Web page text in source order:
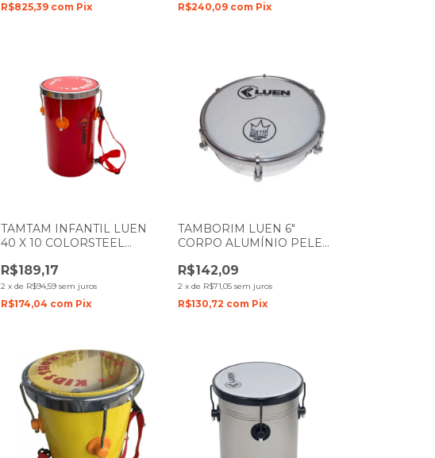
R$825,39 com Pix R$240,09 com Pix
TAMTAM INFANTIL LUEN
40 X 10 COLORSTEEL
VERMELHA
R$189,17
2 xde R$94,59 sem juros
R$174,04 com Pix
TAMBORIM LUEN 6"
CORPO ALUMÍNIO PELE
R$142,09
2 x de R$71,05 sem juros
R$130,72 com Pix